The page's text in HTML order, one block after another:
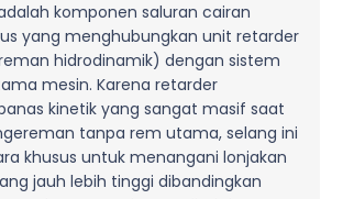
komponen saluran cairan
yang menghubungkan unit retarder
hidrodinamik) dengan sistem
mesin. Karena retarder
kinetik yang sangat masif saat
tanpa rem utama, selang ini
khusus untuk menangani lonjakan
jauh lebih tinggi dibandingkan